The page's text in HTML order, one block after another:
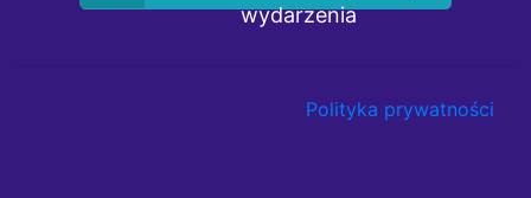
wydarzenia
Polityka prywatności